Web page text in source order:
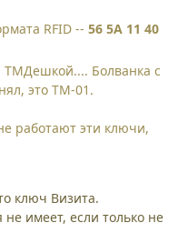
RFID -- 56 5A 11 40
ТМДешкой.... Болванка с
это ТМ-01.
работают эти ключи,
ключ Визита.
имеет, если только не